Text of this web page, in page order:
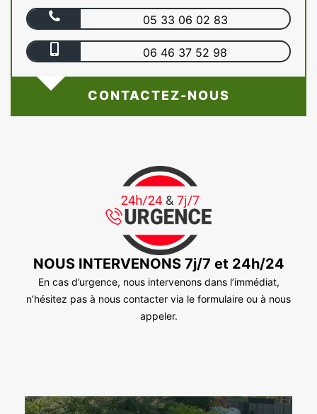
05 33 06 02 83
06 46 37 52 98
CONTACTEZ-NOUS
NOUS INTERVENONS 7j/7 et 24h/24
En cas d’urgence, nous intervenons dans l’immédiat,
n’hésitez pas à nous contacter via le formulaire ou à nous
appeler.